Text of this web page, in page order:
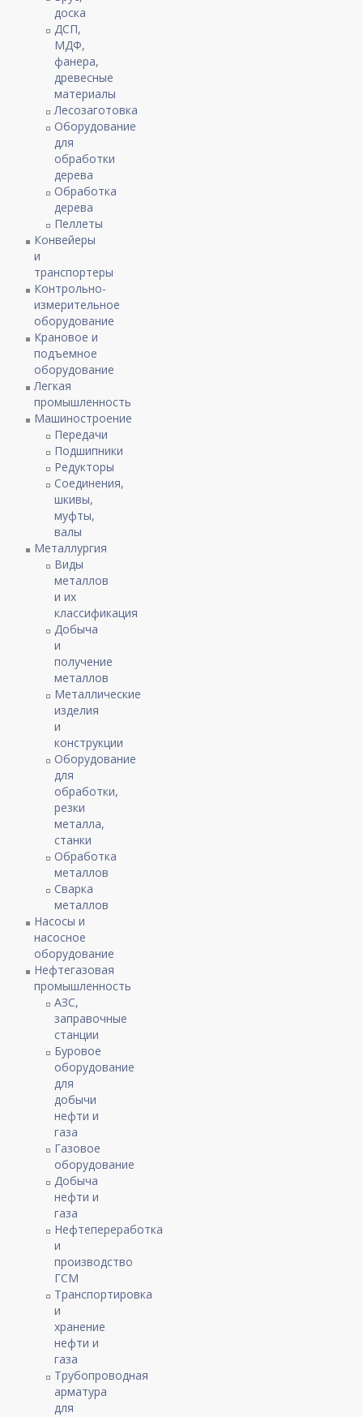
доска
ДСП,
МДФ,
фанера,
древесные
материалы
Лесозаготовка
Оборудование
для
обработки
дерева
Обработка
дерева
Пеллеты
Конвейеры
и
транспортеры
Контрольно-
измерительное
оборудование
Крановое и
подъемное
оборудование
Легкая
промышленность
Машиностроение
Передачи
Подшипники
Редукторы
Соединения,
шкивы,
муфты,
валы
Металлургия
Виды
металлов
и их
классификация
Добыча
и
получение
металлов
Металлические
изделия
и
конструкции
Оборудование
для
обработки,
резки
металла,
станки
Обработка
металлов
Сварка
металлов
Насосы и
насосное
оборудование
Нефтегазовая
промышленность
АЗС,
заправочные
станции
Буровое
оборудование
для
добычи
нефти и
газа
Газовое
оборудование
Добыча
нефти и
газа
Нефтепереработка
и
производство
ГСМ
Транспортировка
и
хранение
нефти и
газа
Трубопроводная
арматура
для